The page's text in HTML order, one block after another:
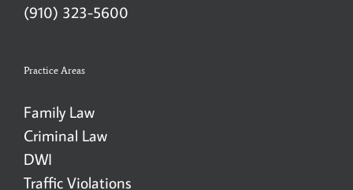
(910) 323-5600
Practice Areas
Family Law
Criminal Law
DWI
Traffic Violations